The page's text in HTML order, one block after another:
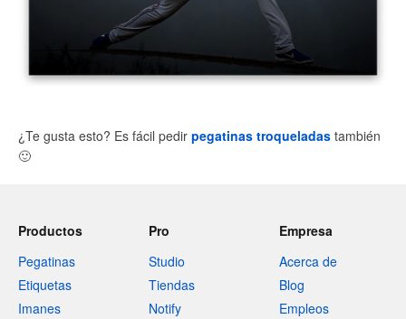
¿Te gusta esto? Es fácil pedir pegatinas troqueladas también
🙂
Productos
Pegatinas
Etiquetas
Imanes
Pro
Studio
Tiendas
Notify
Empresa
Acerca de
Blog
Empleos